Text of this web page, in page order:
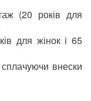
(20 років для
для жінок і 65
внески